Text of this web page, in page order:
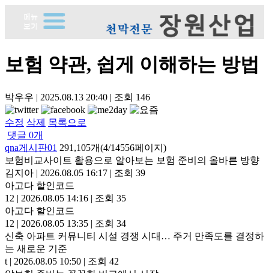
보험 약관, 쉽게 이해하는 방법
박우우 | 2025.08.13 20:40 | 조회 146
수정 삭제 목록으로
댓글 0개
qna게시판01 291,105개(4/14556페이지)
보험비교사이트 활용으로 알아보는 보험 준비의 올바른 방향
김지아 | 2026.08.05 16:17 | 조회 39
아고다 할인코드
12 | 2026.08.05 14:16 | 조회 35
아고다 할인코드
12 | 2026.08.05 13:35 | 조회 34
신축 아파트 커뮤니티 시설 경쟁 시대… 주거 만족도를 결정하
는 새로운 기준
t | 2026.08.05 10:50 | 조회 42